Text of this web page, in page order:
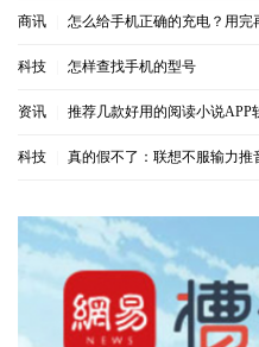
商讯 怎么给手机正确的充电？用完
科技 怎样查找手机的型号
资讯 推荐几款好用的阅读小说APP
科技 真的假不了：联想不服输力推